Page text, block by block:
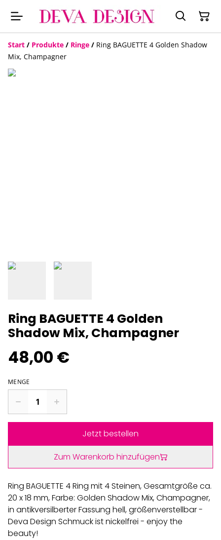
Start / Produkte / Ringe / Ring BAGUETTE 4 Golden Shadow
Mix, Champagner
Ring BAGUETTE 4 Golden
Shadow Mix, Champagner
48,00 €
MENGE
Jetzt bestellen
Zum Warenkorb hinzufügen
Ring BAGUETTE 4 Ring mit 4 Steinen, Gesamtgröße ca.
20 x 18 mm, Farbe: Golden Shadow Mix, Champagner,
in antikversilberter Fassung hell, größenverstellbar -
Deva Design Schmuck ist nickelfrei - enjoy the
beauty!